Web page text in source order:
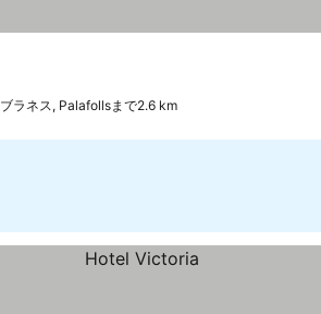
ブラネス, Palafollsまで2.6 km